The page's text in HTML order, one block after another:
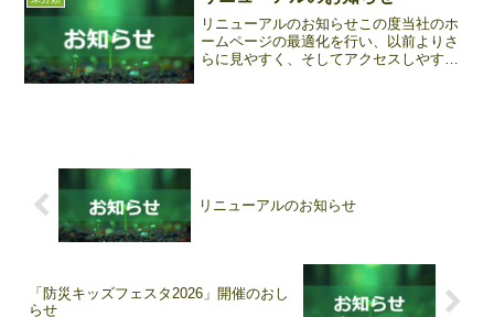
リニューアルのお知らせこの度当社のホ
ームページの最適化を行い、以前よりさ
らに見やすく、そしてアクセスしやすい
リニューアルのお知らせ
「防災キッズフェスタ2026」開催のおし
らせ